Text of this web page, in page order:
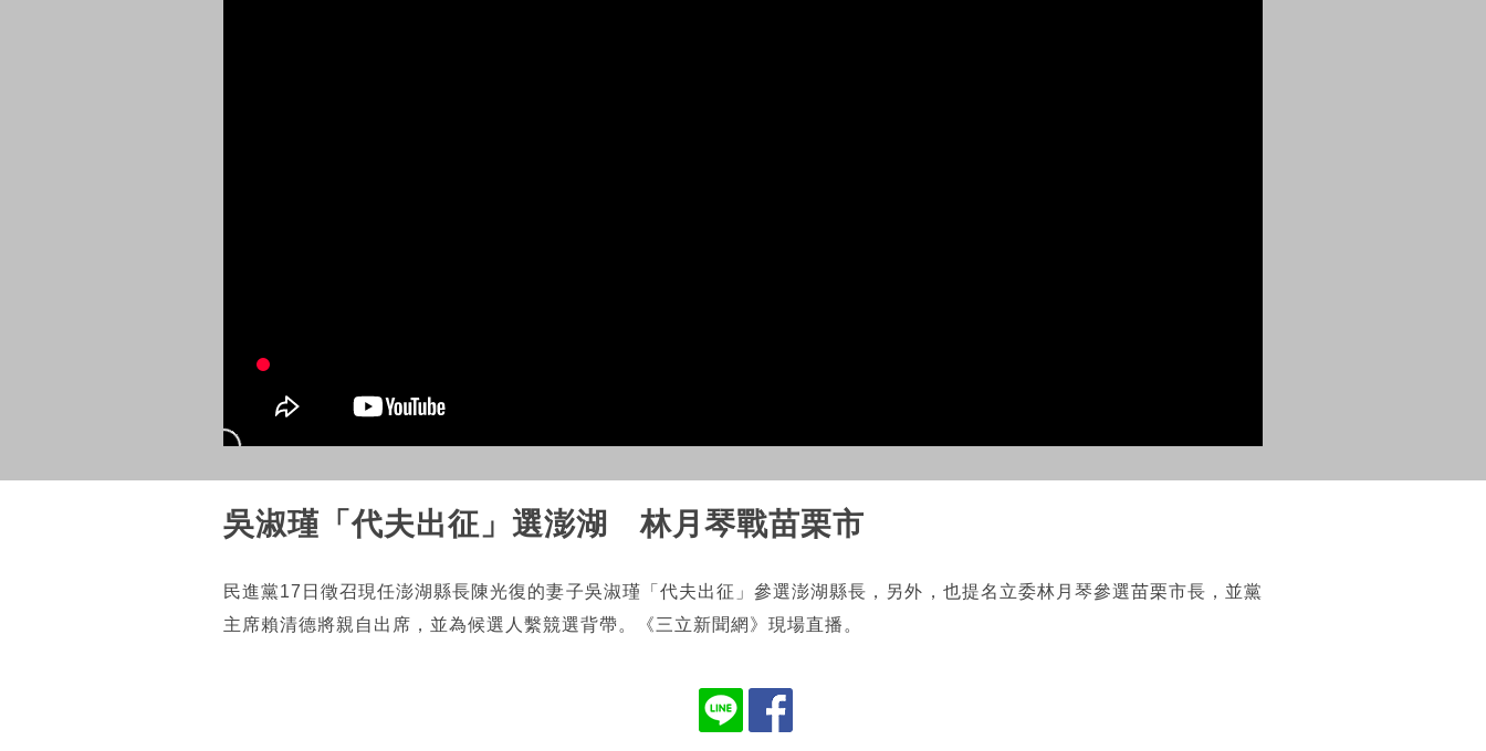
吳淑瑾「代夫出征」選澎湖 林月琴戰苗栗市
民進黨17日徵召現任澎湖縣長陳光復的妻子吳淑瑾「代夫出征」參選澎湖縣長，另外，也提名立委林月琴參選苗栗市長，並黨
主席賴清德將親自出席，並為候選人繫競選背帶。《三立新聞網》現場直播。